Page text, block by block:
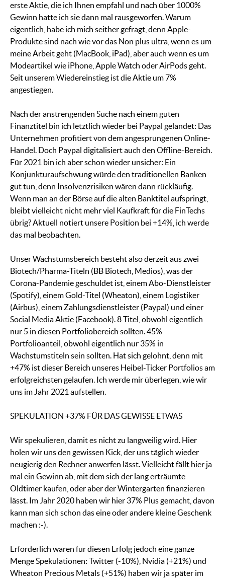
erste Aktie, die ich Ihnen empfahl und nach über 1000%
Gewinn hatte ich sie dann mal rausgeworfen. Warum
eigentlich, habe ich mich seither gefragt, denn Apple-
Produkte sind nach wie vor das Non plus ultra, wenn es um
meine Arbeit geht (MacBook, iPad), aber auch wenn es um
Modeartikel wie iPhone, Apple Watch oder AirPods geht.
Seit unserem Wiedereinstieg ist die Aktie um 7%
angestiegen.
Nach der anstrengenden Suche nach einem guten
Finanztitel bin ich letztlich wieder bei Paypal gelandet: Das
Unternehmen profitiert von dem angesprungenen Online-
Handel. Doch Paypal digitalisiert auch den Offline-Bereich.
Für 2021 bin ich aber schon wieder unsicher: Ein
Konjunkturaufschwung würde den traditionellen Banken
gut tun, denn Insolvenzrisiken wären dann rückläufig.
Wenn man an der Börse auf die alten Banktitel aufspringt,
bleibt vielleicht nicht mehr viel Kaufkraft für die FinTechs
übrig? Aktuell notiert unsere Position bei +14%, ich werde
das mal beobachten.
Unser Wachstumsbereich besteht also derzeit aus zwei
Biotech/Pharma-Titeln (BB Biotech, Medios), was der
Corona-Pandemie geschuldet ist, einem Abo-Dienstleister
(Spotify), einem Gold-Titel (Wheaton), einem Logistiker
(Airbus), einem Zahlungsdienstleister (Paypal) und einer
Social Media Aktie (Facebook). 8 Titel, obwohl eigentlich
nur 5 in diesen Portfoliobereich sollten. 45%
Portfolioanteil, obwohl eigentlich nur 35% in
Wachstumstiteln sein sollten. Hat sich gelohnt, denn mit
+47% ist dieser Bereich unseres Heibel-Ticker Portfolios am
erfolgreichsten gelaufen. Ich werde mir überlegen, wie wir
uns im Jahr 2021 aufstellen.
SPEKULATION +37% FÜR DAS GEWISSE ETWAS
Wir spekulieren, damit es nicht zu langweilig wird. Hier
holen wir uns den gewissen Kick, der uns täglich wieder
neugierig den Rechner anwerfen lässt. Vielleicht fällt hier ja
mal ein Gewinn ab, mit dem sich der lang erträumte
Oldtimer kaufen, oder aber der Wintergarten finanzieren
lässt. Im Jahr 2020 haben wir hier 37% Plus gemacht, davon
kann man sich schon das eine oder andere kleine Geschenk
machen :-).
Erforderlich waren für diesen Erfolg jedoch eine ganze
Menge Spekulationen: Twitter (-10%), Nvidia (+21%) und
Wheaton Precious Metals (+51%) haben wir ja später im